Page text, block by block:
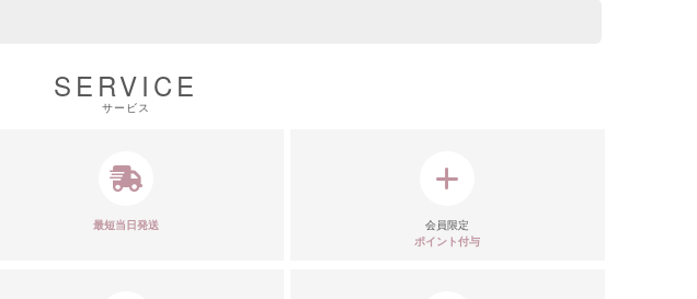
SERVICE
サービス
最短当日発送
会員限定
ポイント付与